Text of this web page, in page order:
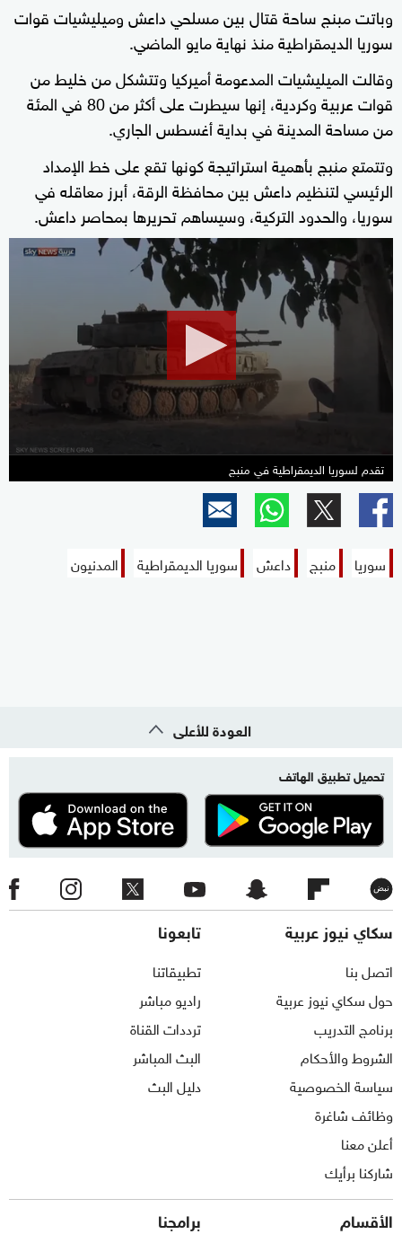
وباتت مبنج ساحة قتال بين مسلحي داعش وميليشيات قوات
سوريا الديمقراطية منذ نهاية مايو الماضي.
وقالت الميليشيات المدعومة أميركيا وتتشكل من خليط من
قوات عربية وكردية، إنها سيطرت على أكثر من 80 في المئة
من مساحة المدينة في بداية أغسطس الجاري.
وتتمتع منبج بأهمية استراتيجة كونها تقع على خط الإمداد
الرئيسي لتنظيم داعش بين محافظة الرقة، أبرز معاقله في
سوريا، والحدود التركية، وسيساهم تحريرها بمحاصر داعش.
تقدم لسوريا الديمقراطية في منبج
سوريا منبج داعش سوريا الديمقراطية المدنيون
العودة للأعلى
تحميل تطبيق الهاتف
سكاي نيوز عربية
اتصل بنا
حول سكاي نيوز عربية
برنامج التدريب
الشروط والأحكام
سياسة الخصوصية
وظائف شاغرة
أعلن معنا
شاركنا برأيك
تابعونا
تطبيقاتنا
راديو مباشر
ترددات القناة
البث المباشر
دليل البث
الأقسام برامجنا